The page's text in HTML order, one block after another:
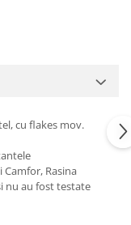
cu flakes mov.
Rasina
nu au fost testate